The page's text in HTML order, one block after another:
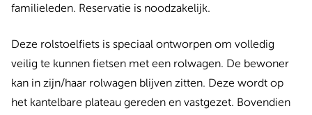
familieleden. Reservatie is noodzakelijk.
Deze rolstoelfiets is speciaal ontworpen om volledig
veilig te kunnen fietsen met een rolwagen. De bewoner
kan in zijn/haar rolwagen blijven zitten. Deze wordt op
het kantelbare plateau gereden en vastgezet. Bovendien